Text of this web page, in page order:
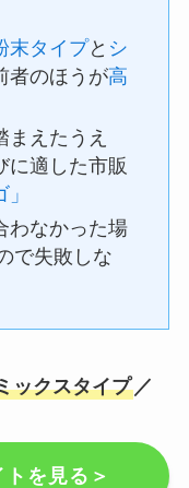
末タイプと シ
者のほうが高
えたうえ
に適した市販
わなかった場
で失敗しな
ックスタイプ ／
を見る＞